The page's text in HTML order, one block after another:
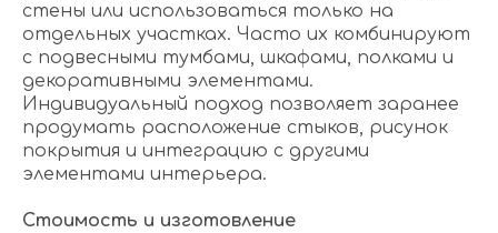
стены или использоваться только на
отдельных участках. Часто их комбинируют
с подвесными тумбами, шкафами, полками и
декоративными элементами.
Индивидуальный подход позволяет заранее
продумать расположение стыков, рисунок
покрытия и интеграцию с другими
элементами интерьера.
Стоимость и изготовление